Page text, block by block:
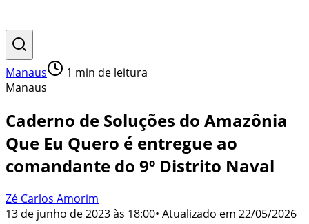
Manaus 1 min de leitura
Manaus
Caderno de Soluções do Amazônia
Que Eu Quero é entregue ao
comandante do 9º Distrito Naval
Zé Carlos Amorim
13 de junho de 2023 às 18:00• Atualizado em 22/05/2026